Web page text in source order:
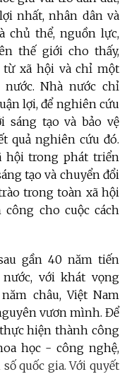
nhất, nhân dân và
chủ thể, nguồn lực,
thế giới cho thấy,
từ xã hội và chỉ một
Nhà nước chỉ
lợi, để nghiên cứu
sáng tạo và bảo vệ
quả nghiên cứu đó.
hội trong phát triển
tạo và chuyển đổi
trong toàn xã hội
cho cuộc cách
gần 40 năm tiến
với khát vọng
châu, Việt Nam
vươn mình. Để
hiện thành công
học - công nghệ,
số quốc gia. Với quyết